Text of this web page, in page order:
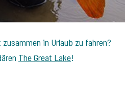
in Urlaub zu fahren?
The Great Lake!